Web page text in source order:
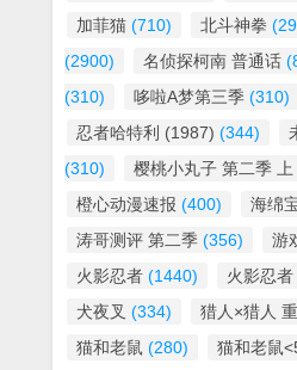
加菲猫 (710) 北斗神拳
(2900)
名侦探柯南 普通话
(310)
哆啦A梦第三季 (310)
忍者哈特利 (1987) (344)
(310)
樱桃小丸子 第二季 上
橙心动漫速报 (400) 海绵
涛哥测评 第二季 (356) 游
火影忍者 (1440) 火影忍
犬夜叉 (334) 猎人×猎人
猫和老鼠 (280) 猫和老鼠